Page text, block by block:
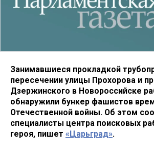
Занимавшиеся прокладкой
пересечении улицы Прохорова и
Дзержинского в Новороссийске
обнаружили бункер фашистов
Отечественной войны. Об этом
специалисты центра поисковых
героя, пишет «Царьград».